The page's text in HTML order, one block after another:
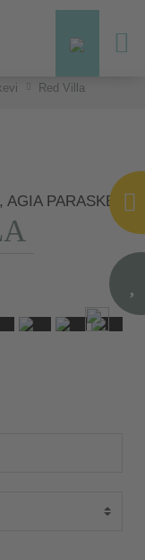
Red Villa
PARASKEVI